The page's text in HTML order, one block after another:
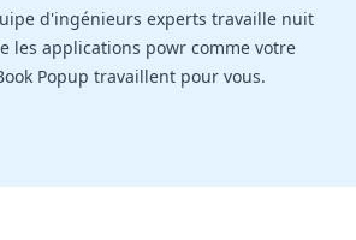
d'ingénieurs experts travaille nuit
les applications powr comme votre
Popup travaillent pour vous.